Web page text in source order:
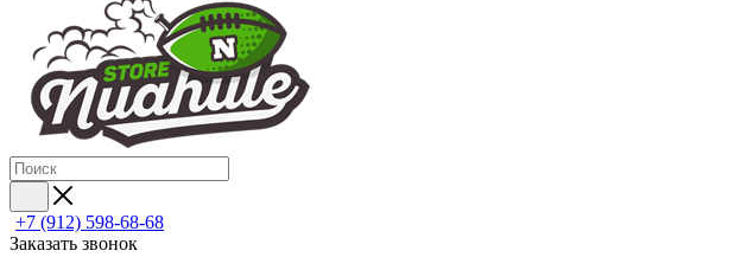
+7 (912) 598-68-68
Заказать звонок